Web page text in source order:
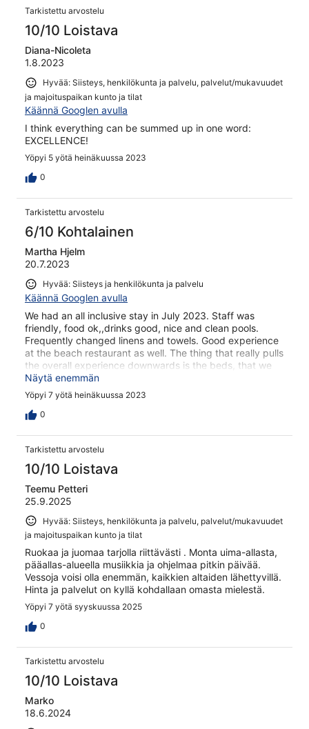
Tarkistettu arvostelu
10/10 Loistava
Diana-Nicoleta
1.8.2023
Hyvää: Siisteys, henkilökunta ja palvelu, palvelut/mukavuudet
ja majoituspaikan kunto ja tilat
Käännä Googlen avulla
I think everything can be summed up in one word:
EXCELLENCE!
Yöpyi 5 yötä heinäkuussa 2023
0
Tarkistettu arvostelu
6/10 Kohtalainen
Martha Hjelm
20.7.2023
Hyvää: Siisteys ja henkilökunta ja palvelu
Käännä Googlen avulla
We had an all inclusive stay in July 2023. Staff was
friendly, food ok,,drinks good, nice and clean pools.
Frequently changed linens and towels. Good experience
at the beach restaurant as well. The thing that really pulls
the overall experience downwards is the beds, that we
slept in in our family room. They were uncomfortable to
lay in because they were so hard, no topmadress, so we
slept very poorly the whole week. The beds are the only
reason why we won’t come back to this hotel.
Näytä enemmän
Yöpyi 7 yötä heinäkuussa 2023
0
Tarkistettu arvostelu
10/10 Loistava
Teemu Petteri
25.9.2025
Hyvää: Siisteys, henkilökunta ja palvelu, palvelut/mukavuudet
ja majoituspaikan kunto ja tilat
Ruokaa ja juomaa tarjolla riittävästi . Monta uima-allasta,
pääallas-alueella musiikkia ja ohjelmaa pitkin päivää.
Vessoja voisi olla enemmän, kaikkien altaiden lähettyvillä.
Hinta ja palvelut on kyllä kohdallaan omasta mielestä.
Yöpyi 7 yötä syyskuussa 2025
0
Tarkistettu arvostelu
10/10 Loistava
Marko
18.6.2024